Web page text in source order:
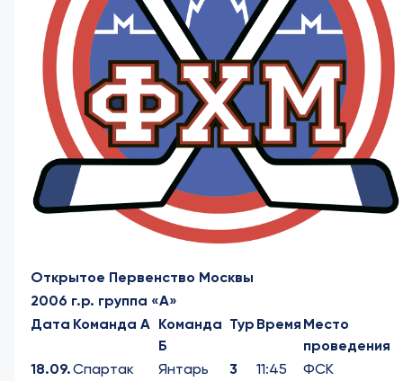
Открытое Первенство Москвы
2006 г.р. группа «А»
Дата Команда А Команда
Б
Тур Время Место
проведения
18.09.Спартак Янтарь 3 11:45
ФСК